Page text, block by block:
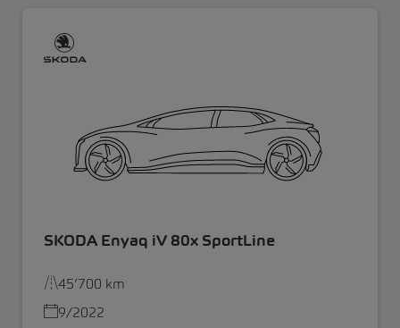
SKODA Enyaq iV 80x SportLine
45’700 km
9/2022